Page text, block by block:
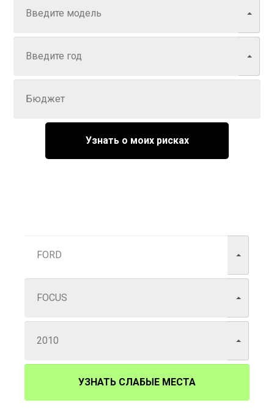
Узнать о моих рисках
УЗНАТЬ СЛАБЫЕ МЕСТА